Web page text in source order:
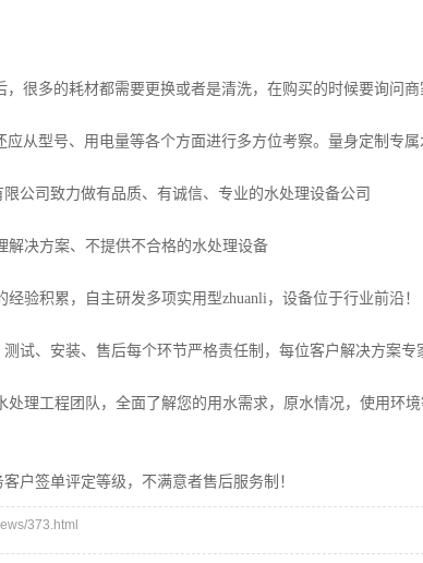
多的耗材都需要更换或者是清洗，在购买的时候要询问商
型号、用电量等各个方面进行多方位考察。量身定制专属
公司致力做有品质、有诚信、专业的水处理设备公司
解决方案、不提供不合格的水处理设备
验积累，自主研发多项实用型zhuanli，设备位于行业前沿！
试、安装、售后每个环节严格责任制，每位客户解决方案
处理工程团队，全面了解您的用水需求，原水情况，使用环
户签单评定等级，不满意者售后服务制！
373.html